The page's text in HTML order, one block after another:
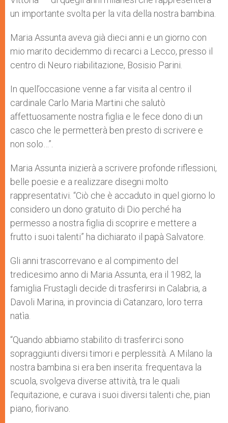
un importante svolta per la vita della nostra bambina.
Maria Assunta aveva già dieci anni e un giorno con
mio marito decidemmo di recarci a Lecco, presso il
centro di Neuro riabilitazione, Bosisio Parini.
In quell’occasione venne a far visita al centro il
cardinale Carlo Maria Martini che salutò
affettuosamente nostra figlia e le fece dono di un
casco che le permetterà ben presto di scrivere e
non solo…”.
Maria Assunta inizierà a scrivere profonde riflessioni,
belle poesie e a realizzare disegni molto
rappresentativi. “Ciò che è accaduto in quel giorno lo
considero un dono gratuito di Dio perché ha
permesso a nostra figlia di scoprire e mettere a
frutto i suoi talenti” ha dichiarato il papà Salvatore.
Gli anni trascorrevano e al compimento del
tredicesimo anno di Maria Assunta, era il 1982, la
famiglia Frustagli decide di trasferirsi in Calabria, a
Davoli Marina, in provincia di Catanzaro, loro terra
natìa.
“Quando abbiamo stabilito di trasferirci sono
sopraggiunti diversi timori e perplessità. A Milano la
nostra bambina si era ben inserita: frequentava la
scuola, svolgeva diverse attività, tra le quali
l’equitazione, e curava i suoi diversi talenti che, pian
piano, fiorivano.